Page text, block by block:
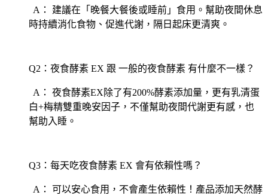
A： 建議在「晚餐大餐後或睡前」食用。幫助夜間休息
時持續消化食物、促進代謝，隔日起床更清爽。
Q2：夜食酵素 EX 跟 一般的夜食酵素 有什麼不一樣？
A： 夜食酵素EX除了有200%酵素添加量，更有乳清蛋
白+梅精雙重晚安因子，不僅幫助夜間代謝更有感，也
幫助入睡。
Q3：每天吃夜食酵素 EX 會有依賴性嗎？
A： 可以安心食用，不會產生依賴性！產品添加天然酵